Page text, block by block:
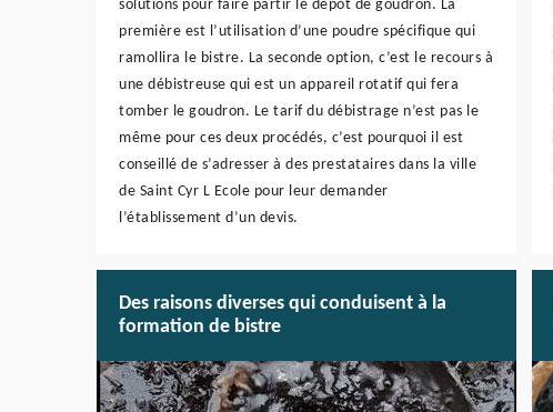
solutions pour faire partir le dépôt de goudron. La
première est l’utilisation d’une poudre spécifique qui
ramollira le bistre. La seconde option, c’est le recours à
une débistreuse qui est un appareil rotatif qui fera
tomber le goudron. Le tarif du débistrage n’est pas le
même pour ces deux procédés, c’est pourquoi il est
conseillé de s’adresser à des prestataires dans la ville
de Saint Cyr L Ecole pour leur demander
l’établissement d’un devis.
Des raisons diverses qui conduisent à la
formation de bistre